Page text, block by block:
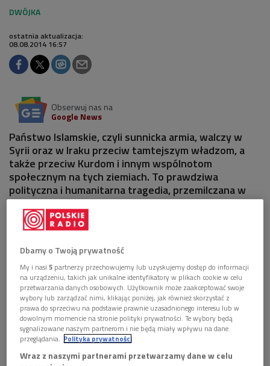
ostatnia aktualizacja:
08.08.2014 16:57
Obserwuj nas na
Google News
Państwo Islamskie, czyli sunnicka armia, walczy w
Syrii oraz w Iraku przeciw tamtejszym władzom, a
także przeciw Kurdom i innym wspólnotom
społecznym na tych ziemiach. To prawdziwa
polityczna i humanitarna tragedia, przemilczana w
większości mediów.
Dbamy o Twoją prywatność
My i nasi5 partnerzy przechowujemy lub uzyskujemy dostęp do informacji
na urządzeniu, takich jak unikalne identyfikatory w plikach cookie w celu
przetwarzania danych osobowych. Użytkownik może zaakceptować swoje
wybory lub zarządzać nimi, klikając poniżej, jak również skorzystać z
prawa do sprzeciwu na podstawie prawnie uzasadnionego interesu lub w
dowolnym momencie na stronie polityki prywatności. Te wybory będą
sygnalizowane naszym partnerom i nie będą miały wpływu na dane
przeglądania. Polityka prywatności
Wraz z naszymi partnerami przetwarzamy dane w celu